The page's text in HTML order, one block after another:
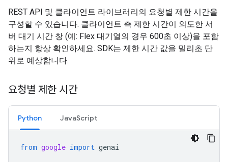
REST API 및 클라이언트 라이브러리의 요청별 제한 시간을
구성할 수 있습니다. 클라이언트 측 제한 시간이 의도한 서
버 대기 시간 창 (예: Flex 대기열의 경우 600초 이상)을 포함
하는지 항상 확인하세요. SDK는 제한 시간 값을 밀리초 단
위로 예상합니다.
요청별 제한 시간
Python JavaScript
from google import genai